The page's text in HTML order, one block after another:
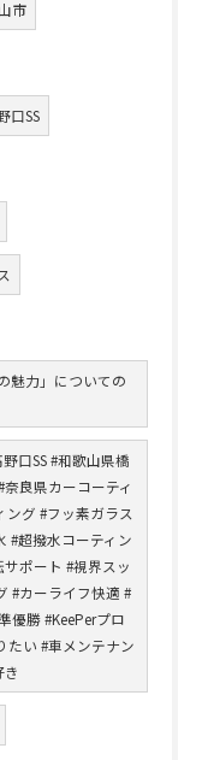
市
口SS
魅力」についての
口SS #和歌山県橋
良県カーコーティ
ング #フッ素ガラス
#超撥水コーティン
ポート #視界スッ
#カーライフ快適 #
優勝 #KeePerプロ
たい #車メンテナン